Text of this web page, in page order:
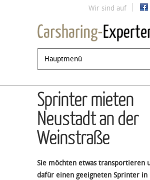
Jump to navigation
Wir sind auf
Sprinter mieten
Neustadt an der
Weinstraße
Sie möchten etwas transportieren
dafür einen geeigneten Sprinter in